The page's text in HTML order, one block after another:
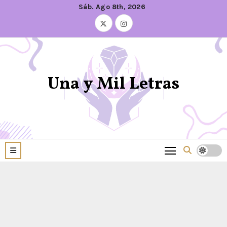
Sáb. Ago 8th, 2026
Una y Mil Letras